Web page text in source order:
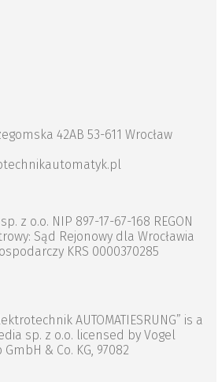
42AB 53-611 Wrocław
z o.o. NIP 897-17-67-168 REGON
Sąd Rejonowy dla Wrocławia
KRS 0000370285
AUTOMATIESRUNG” is a
sp. z o.o. licensed by Vogel
& Co. KG, 97082